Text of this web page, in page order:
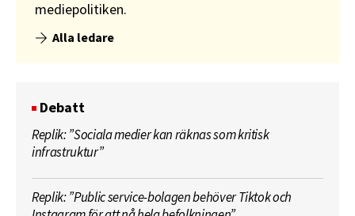
mediepolitiken.
Alla ledare
Debatt
Replik: ”Sociala medier kan räknas som kritisk
infrastruktur”
Replik: ”Public service-bolagen behöver Tiktok och